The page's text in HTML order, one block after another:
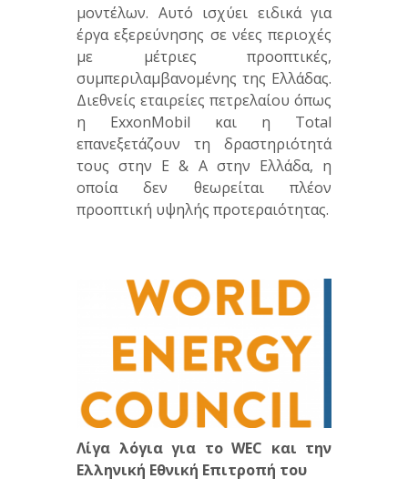
μοντέλων. Αυτό ισχύει ειδικά για
έργα εξερεύνησης σε νέες περιοχές
με μέτριες προοπτικές,
συμπεριλαμβανομένης της Ελλάδας.
Διεθνείς εταιρείες πετρελαίου όπως
η ΕxxonMobil και η Total
επανεξετάζουν τη δραστηριότητά
τους στην Ε & Α στην Ελλάδα, η
οποία δεν θεωρείται πλέον
προοπτική υψηλής προτεραιότητας.
Λίγα λόγια για το WEC και την
Ελληνική Εθνική Επιτροπή του